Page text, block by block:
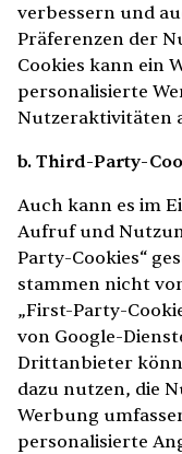
verbessern und
Präferenzen der
Cookies kann ein
personalisierte
Nutzeraktivitäten
b. Third-Party-
Auch kann es im
Aufruf und
Party-Cookies“
stammen nicht
„First-Party-
von Google-
Drittanbieter
dazu nutzen, die
Werbung
personalisierte